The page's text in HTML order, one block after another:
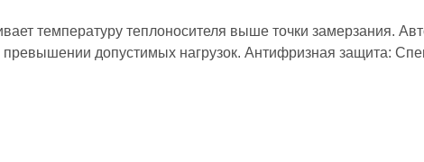
температуру теплоносителя выше точки замерзания.
допустимых нагрузок. Антифризная защита: